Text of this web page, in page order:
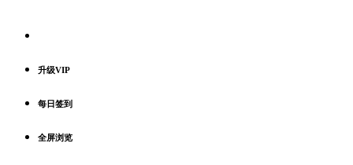
升级VIP
每日签到
全屏浏览